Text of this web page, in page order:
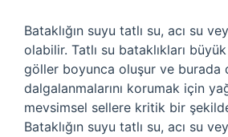
Bataklığın suyu tatlı su, acı su
olabilir. Tatlı su bataklıkları
göller boyunca oluşur ve burada
dalgalanmalarını korumak için
mevsimsel sellere kritik bir
Bataklığın suyu tatlı su, acı su